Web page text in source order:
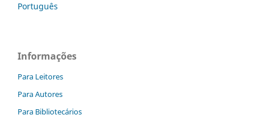
Português
Informações
Para Leitores
Para Autores
Para Bibliotecários